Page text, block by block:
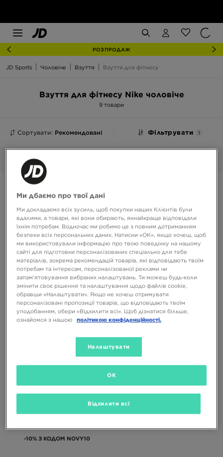
РОЗПРОДАЖ
JD Sports Чоловіче Взуття Взуття для фітнесу
Взуття для фітнесу Nike чоловіче
9 товари
Сортувати: Рекомендовані Фільтрувати 1
Обрані:
-10% З КОДОМ NOVY10
NIKE REAX 8 TR
-10% З КОДОМ NOVY10
NIKE REAX 8 TR
4199 ГРН
-10% З КОДОМ NOVY10
Ми дбаємо про твої дані
Ми докладаємо всіх зусиль, щоб покупки наших Клієнтів були
вдалими, а товари, які вони обирають, якнайкраще відповідали
їхнім потребам. Водночас ми робимо це з повним дотриманням
безпеки всіх персональних даних. Натисни «OK», якщо хочеш, щоб
ми використовували інформацію про твою поведінку на нашому
сайті для підготовки персоналізованих спеціально для тебе
матеріалів, зокрема рекомендацій товарів, які відповідають твоїм
потребам та інтересам, персоналізованої реклами чи
запам’ятовування вибраних налаштувань. Ти можеш будь-коли
змінити своє рішення та налаштування щодо файлів cookie,
обравши «Налаштувати». Якщо не хочеш отримувати
персоналізовані пропозиції товарів, що відповідають твоїм
уподобанням, обери «Відхилити всі». Щоб дізнатися більше,
ознайомся з нашою
політикою конфіденційності.
Налаштувати
Відхилити всі
OK